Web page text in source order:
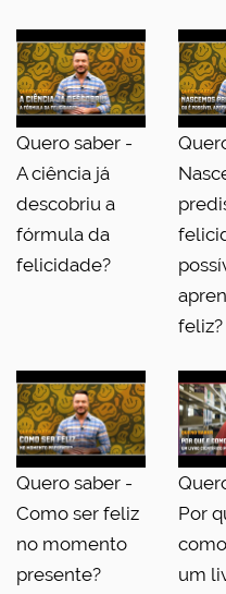
Quero saber -
A ciência já
descobriu a
fórmula da
felicidade?
feliz?
Quero saber -
Como ser feliz
no momento
presente?
Por
um